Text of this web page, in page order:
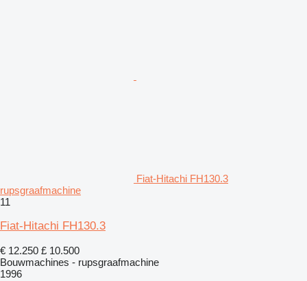
Fiat-Hitachi FH130.3
rupsgraafmachine
11
Fiat-Hitachi FH130.3
€ 12.250 £ 10.500
Bouwmachines - rupsgraafmachine
1996